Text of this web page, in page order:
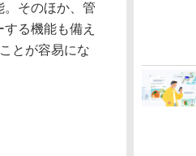
そのほか、管
る機能も備え
とが容易にな